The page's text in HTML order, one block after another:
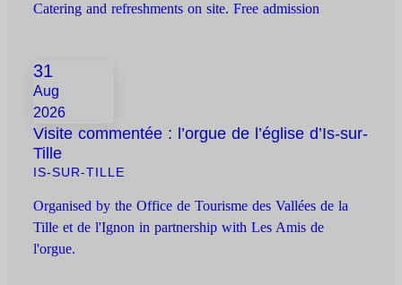
Catering and refreshments on site. Free admission
31
Aug
2026
Visite commentée : l’orgue de l’église d’Is-sur-
Tille
IS-SUR-TILLE
Organised by the Office de Tourisme des Vallées de la
Tille et de l'Ignon in partnership with Les Amis de
l'orgue.